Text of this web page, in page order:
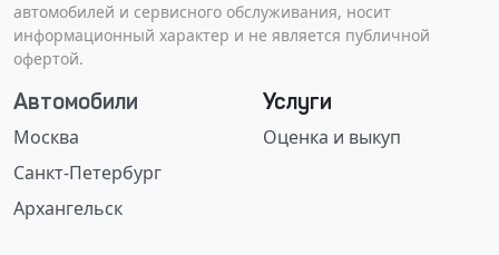
автомобилей и сервисного обслуживания, носит
информационный характер и не является публичной
офертой.
Автомобили
Москва
Санкт-Петербург
Архангельск
Услуги
Оценка и выкуп